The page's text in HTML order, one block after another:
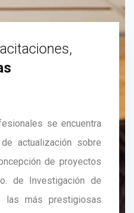
se encuentra
actualización sobre
de proyectos
de Investigación de
las más prestigiosas